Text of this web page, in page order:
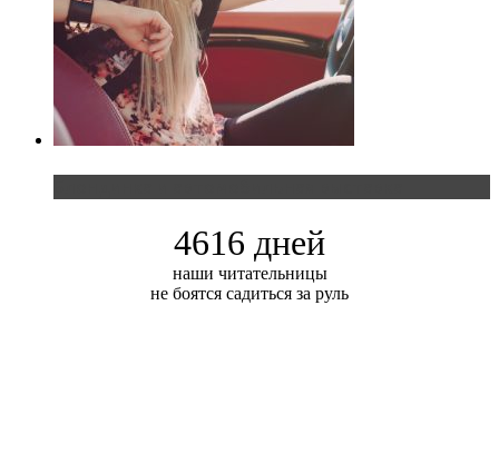
4616 дней
наши читательницы
не боятся садиться за руль